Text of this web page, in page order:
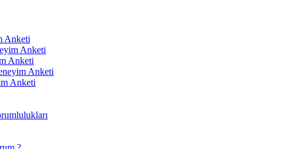
Anketi
Anketi
Anketi
Anketi
Anketi